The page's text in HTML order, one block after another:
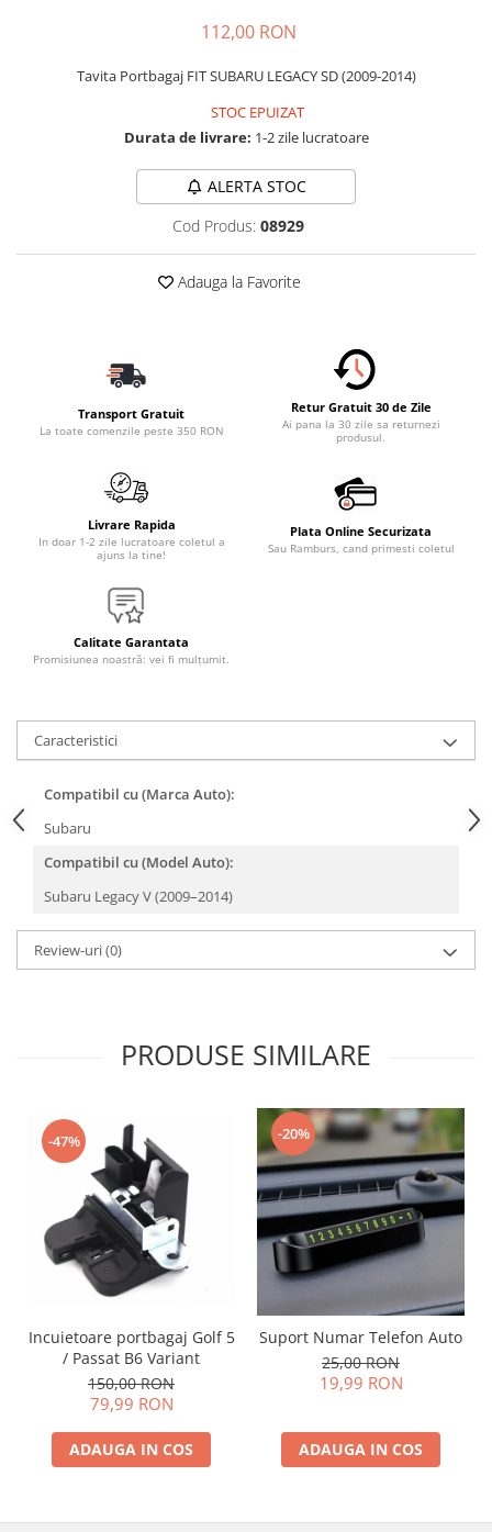
Accesorii Electronice Auto
Incarcatoare Auto
Husa Anvelope
Organizatoare Auto
112,00 RON
Tavita Portbagaj FIT SUBARU LEGACY SD (2009-2014)
STOC EPUIZAT
Durata de livrare: 1-2 zile lucratoare
ALERTA STOC
Cod Produs: 08929
Adauga la Favorite
Transport Gratuit
La toate comenzile peste 350 RON
Retur Gratuit 30 de Zile
Ai pana la 30 zile sa returnezi
produsul.
Livrare Rapida
In doar 1-2 zile lucratoare coletul a
ajuns la tine!
Plata Online Securizata
Sau Ramburs, cand primesti coletul
Calitate Garantata
Promisiunea noastră: vei fi mulțumit.
Caracteristici
Compatibil cu (Marca Auto):
Subaru
Compatibil cu (Model Auto):
Subaru Legacy V (2009–2014)
Review-uri(0)
PRODUSE SIMILARE
-47%
Incuietoare portbagaj Golf 5
/ Passat B6 Variant
150,00 RON
79,99 RON
ADAUGA IN COS
-20%
Suport Numar Telefon Auto
25,00 RON
19,99 RON
ADAUGA IN COS